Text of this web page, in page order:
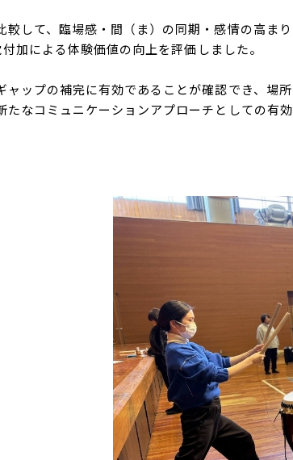
して、臨場感・間（ま）の同期・感情の高まり
加による体験価値の向上を評価しました。
ップの補完に有効であることが確認でき、場所
なコミュニケーションアプローチとしての有効